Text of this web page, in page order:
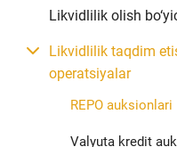
Maksimal
stavka
Likvidlilik olish
Likvidlilik taqdim
operatsiyalar
REPO auksionlari
Valyuta kredit